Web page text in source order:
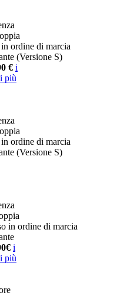
in ordine di marcia
(Versione S)
€ i
più
in ordine di marcia
(Versione S)
in ordine di marcia
i
più